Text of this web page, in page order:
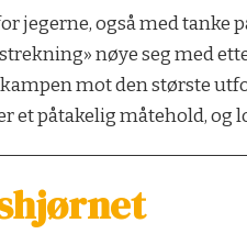
jegerne, også med tanke
nøye seg med
mot den største
et påtakelig måtehold, og